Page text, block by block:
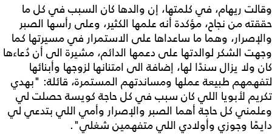
وقالت ريهام، في كلمتها، إن والدها كان السبب في كل ما
حققته من نجاح، مؤكدة أنه علمها الكثير، وعلى رأسها الصبر
والإصرار، وهما ما ساعداها على الاستمرار في مسيرتها كما
وجهت الشكر لوالدتها على دعمها الدائم، مشيرة الى أن دُعاءها
كان ولا يزال سندًا لها، إضافة الى امتنانها لزوجها وأبنائها
لتفهمهم طبيعة عملها ومساندتهم المستمرة، قائلة: "بهدي
تكريم لأبويا اللي كان سبب في كل حاجة كويسة حصلت لي
وعلمني كل حاجة أهما الصبر والإصرار وأمي اللي بتدعي لي
دايمًا وجوزي وأولادي اللي متفهمين شغلي".